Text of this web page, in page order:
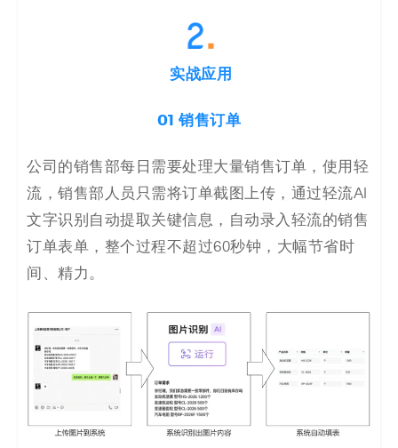
实战应用
01 销售订单
公司的销售部每日需要处理大量销售订单，使用轻
流，销售部人员只需将订单截图上传，通过轻流AI
文字识别自动提取关键信息，自动录入轻流的销售
订单表单，整个过程不超过60秒钟，大幅节省时
间、精力。